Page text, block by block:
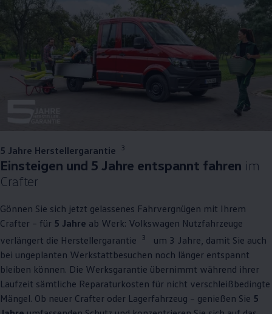
5 Jahre Herstellergarantie 3
Einsteigen und 5 Jahre entspannt fahren im
Crafter
Gönnen Sie sich jetzt gelassenes Fahrvergnügen mit Ihrem
Crafter – für 5 Jahre ab Werk: Volkswagen Nutzfahrzeuge
verlängert die Herstellergarantie
3
um 3 Jahre, damit Sie auch
bei ungeplanten Werkstattbesuchen noch länger entspannt
bleiben können. Die Werksgarantie übernimmt während ihrer
Laufzeit sämtliche Reparaturkosten für nicht verschleißbedingte
Mängel. Ob neuer Crafter oder Lagerfahrzeug – genießen Sie 5